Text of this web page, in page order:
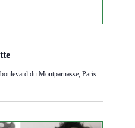
du Montparnasse, Paris